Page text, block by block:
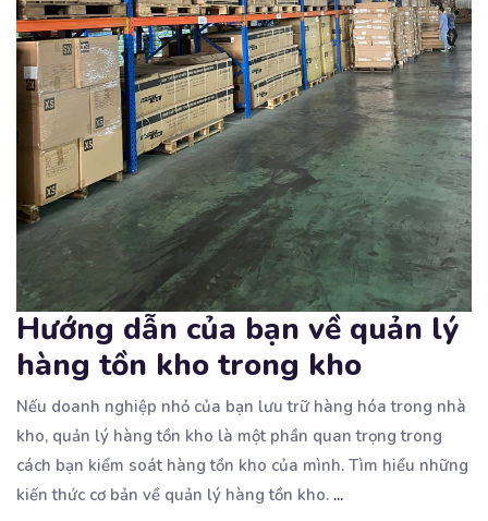
Hướng dẫn của bạn về quản lý
hàng tồn kho trong kho
Nếu doanh nghiệp nhỏ của bạn lưu trữ hàng hóa trong nhà
kho, quản lý hàng tồn kho là một phần quan trọng trong
cách bạn kiểm soát hàng tồn kho của mình. Tìm hiểu những
kiến ​​thức cơ bản về quản lý hàng tồn kho. ...